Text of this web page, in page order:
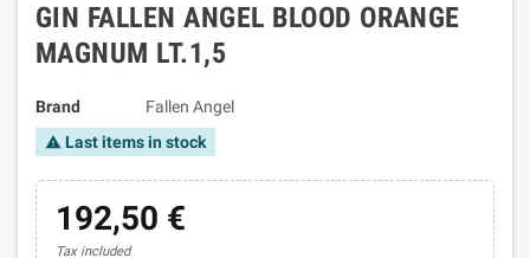
GIN FALLEN ANGEL BLOOD ORANGE
MAGNUM LT.1,5
Brand Fallen Angel
warning Last items in stock
192,50 €
Tax included